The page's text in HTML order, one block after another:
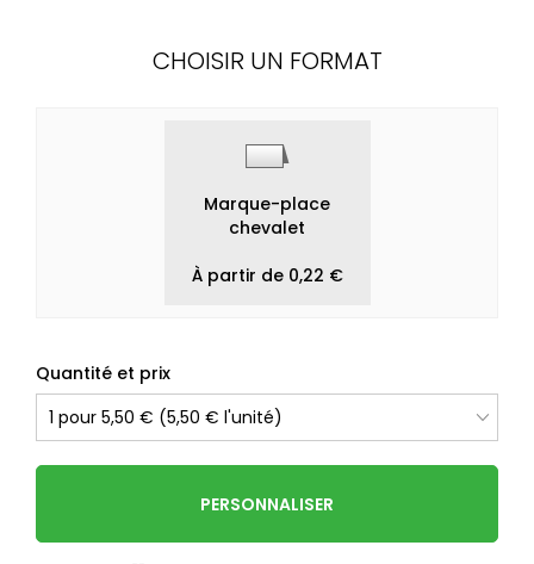
CHOISIR UN FORMAT
Marque-place
chevalet
À partir de 0,22 €
Quantité et prix
PERSONNALISER